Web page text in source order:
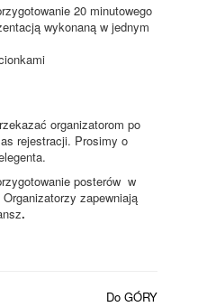
20 minutowego
wykonaną w jednym
organizatorom po
rejestracji. Prosimy o
posterów w
zapewniają
.
Do GÓRY